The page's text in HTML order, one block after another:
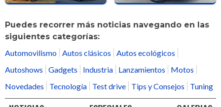
Puedes recorrer más noticias navegando en las
siguientes categorías:
Automovilismo Autos clásicos
Autos ecológicos
Autoshows
Gadgets Industria Lanzamientos
Motos
Novedades
Tecnología Test drive Tips y Consejos Tuning